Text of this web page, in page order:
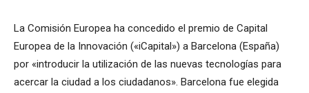
La Comisión Europea ha concedido el premio de Capital
Europea de la Innovación («iCapital») a Barcelona (España)
por «introducir la utilización de las nuevas tecnologías para
acercar la ciudad a los ciudadanos». Barcelona fue elegida